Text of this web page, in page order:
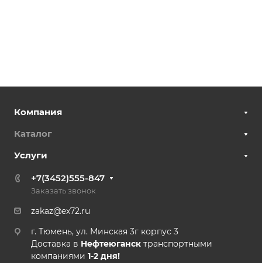
Компания
Каталог
Услуги
+7(3452)555-847
Заказать звонок
zakaz@ex72.ru
г. Тюмень, ул. Минская 3г корпус 3
Доставка в Нефтеюганск транспортными
компаниями 1-2 дня!